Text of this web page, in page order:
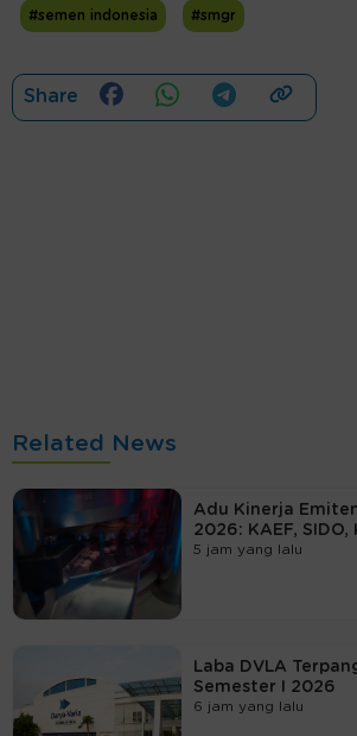
#semen indonesia #smgr
Share
Related News
Adu Kinerja
2026: KAEF, SIDO,
5 jam yang lalu
Laba DVLA
Semester I 2026
6 jam yang lalu